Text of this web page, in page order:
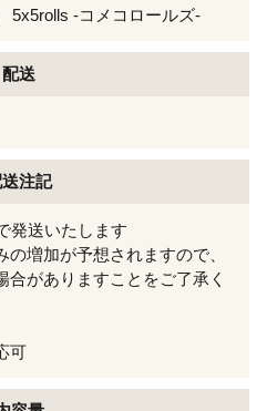
-コメコロールズ-
配送
注記
発送いたします
増加が予想されますので、
がありますことをご了承く
可